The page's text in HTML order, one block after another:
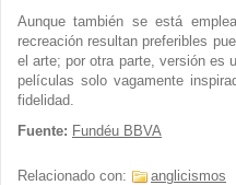
Aunque también se está
recreación resultan preferibles
el arte; por otra parte, versión es
películas solo vagamente
fidelidad.
Fuente: Fundéu BBVA
Relacionado con: anglicismos